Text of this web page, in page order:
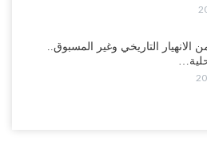
التاريخي وغير المسبوق..